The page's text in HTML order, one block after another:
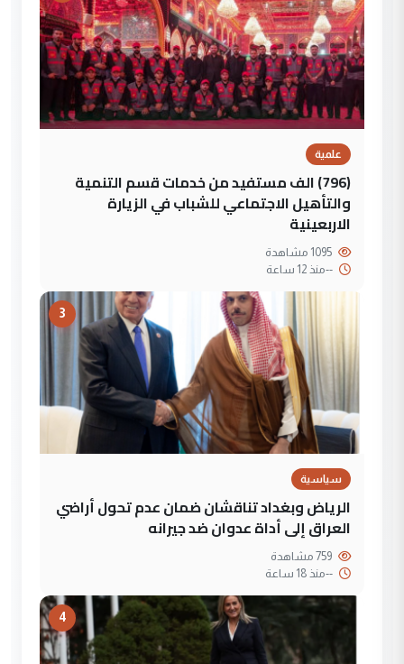
علمية
(796) الف مستفيد من خدمات قسم التنمية
والتأهيل الاجتماعي للشباب في الزيارة
الاربعينية
--منذ 12 ساعة
3
سياسية
الرياض وبغداد تناقشان ضمان عدم تحول أراضي
العراق إلى أداة عدوان ضد جيرانه
--منذ 18 ساعة
4